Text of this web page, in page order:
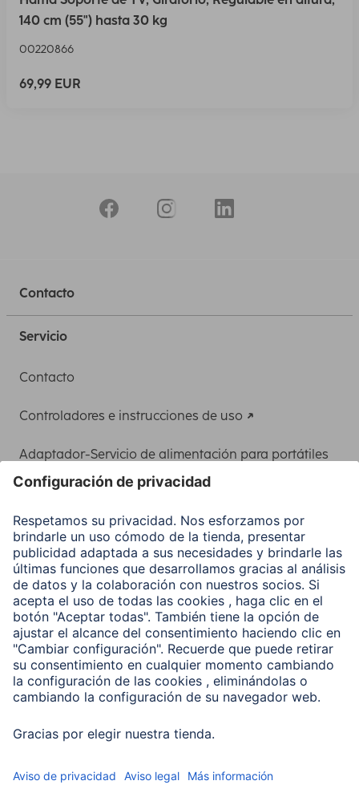
140 cm (55") hasta 30 kg
00220866
69,99 EUR
Contacto
Servicio
Contacto
Controladores e instrucciones de uso
Adaptador-Servicio de alimentación para portátiles
Clientes online
Conviértete en distribuidor
Compañía
Historia de la empresa
Hama en todo el Mundo
Sostenibilidad
Business-Portal